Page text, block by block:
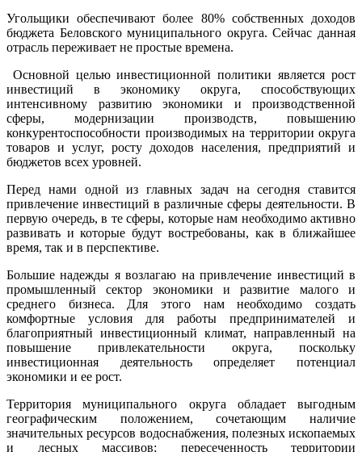
Угольщики обеспечивают более 80% собственных доходов
бюджета Беловского муниципального округа. Сейчас данная
отрасль переживает не простые времена.
Основной целью инвестиционной политики является рост
инвестиций в экономику округа, способствующих
интенсивному развитию экономики и производственной
сферы, модернизации производств, повышению
конкурентоспособности производимых на территории округа
товаров и услуг, росту доходов населения, предприятий и
бюджетов всех уровней.
Перед нами одной из главных задач на сегодня ставится
привлечение инвестиций в различные сферы деятельности. В
первую очередь, в те сферы, которые нам необходимо активно
развивать и которые будут востребованы, как в ближайшее
время, так и в перспективе.
Большие надежды я возлагаю на привлечение инвестиций в
промышленный сектор экономики и развитие малого и
среднего бизнеса. Для этого нам необходимо создать
комфортные условия для работы предпринимателей и
благоприятный инвестиционный климат, направленный на
повышение привлекательности округа, поскольку
инвестиционная деятельность определяет потенциал
экономики и ее рост.
Территория муниципального округа обладает выгодным
географическим положением, сочетающим наличие
значительных ресурсов водоснабжения, полезных ископаемых
и лесных массивов; пересеченность территории